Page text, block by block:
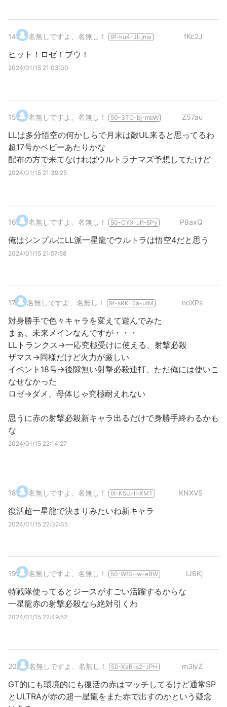
14. 名無しですよ、名無し！ 9f-ku4-Jl-jnw fKc2J
ヒット！ロゼ！ブウ！
2024/01/15 21:03:00
15. 名無しですよ、名無し！ 50-3TO-bj-mbW Z57au
LLは多分悟空の何かしらで月末は敵UL来ると思ってるわ
超17号かベビーあたりかな
配布の方で来てなければウルトラナマズ予想してたけど
2024/01/15 21:39:25
16. 名無しですよ、名無し！ 50-CYX-uP-5Py P9axQ
俺はシンプルにLL派一星龍でウルトラは悟空4だと思う
2024/01/15 21:57:58
17. 名無しですよ、名無し！ 9f-sRK-Da-utM noXPs
対身勝手で色々キャラを変えて遊んでみた
まぁ、未来メインなんですが・・・
LLトランクス→一応究極受けに使える、射撃必殺
ザマス→同様だけど火力が厳しい
イベント18号→後隙無い射撃必殺連打、ただ俺には使いこ
なせなかった
ロゼ→ダメ、母体じゃ究極耐えれない
思うに赤の射撃必殺新キャラ出るだけで身勝手終わるかも
な
2024/01/15 22:14:27
18. 名無しですよ、名無し！ IX-K5U-lI-XMT KNXVS
復活超一星龍で決まりみたいね新キャラ
2024/01/15 22:32:35
19. 名無しですよ、名無し！ 50-WfS-iw-eBW IJ6Kj
特戦隊使ってるとジースがすごい活躍するからな
一星龍赤の射撃必殺なら絶対引くわ
2024/01/15 22:49:52
20. 名無しですよ、名無し！ 50-XaB-s2-JPH m3lyZ
GT的にも環境的にも復活の赤はマッチしてるけど通常SP
とULTRAが赤の超一星龍をまた赤で出すのかという疑念